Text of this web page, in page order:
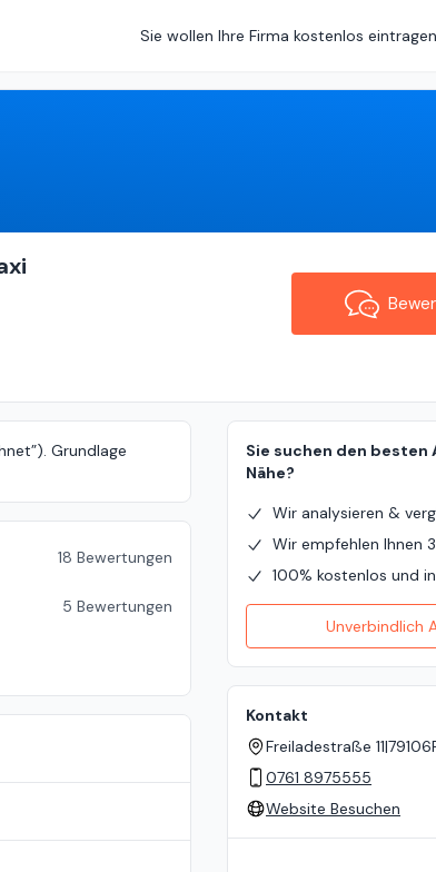
Sie wollen Ihre Firma kostenlos
Grundlage
18 Bewertungen
5 Bewertungen
Sie suchen den besten
Nähe?
Wir analysieren &
Wir empfehlen Ihnen
100% kostenlos und
Unverbindlich
Kontakt
Freiladestraße 11|79106
0761 8975555
Website Besuchen